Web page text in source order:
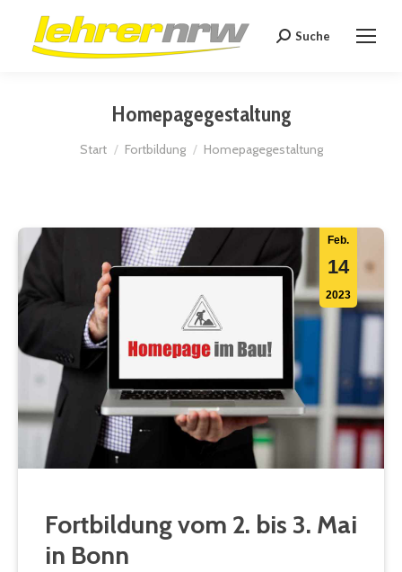
Search:
Suche
Homepagegestaltung
Sie befinden sich hier:
Start Fortbildung Homepagegestaltung
Feb.
14
2023
Fortbildung vom 2. bis 3. Mai
in Bonn